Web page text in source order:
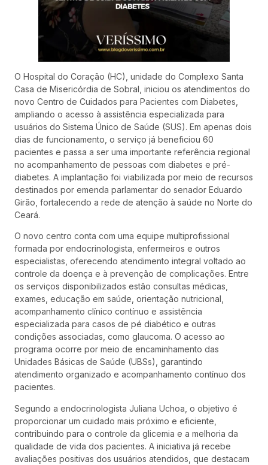
O Hospital do Coração (HC), unidade do Complexo Santa
Casa de Misericórdia de Sobral, iniciou os atendimentos do
novo Centro de Cuidados para Pacientes com Diabetes,
ampliando o acesso à assistência especializada para
usuários do Sistema Único de Saúde (SUS). Em apenas dois
dias de funcionamento, o serviço já beneficiou 60
pacientes e passa a ser uma importante referência regional
no acompanhamento de pessoas com diabetes e pré-
diabetes. A implantação foi viabilizada por meio de recursos
destinados por emenda parlamentar do senador Eduardo
Girão, fortalecendo a rede de atenção à saúde no Norte do
Ceará.
O novo centro conta com uma equipe multiprofissional
formada por endocrinologista, enfermeiros e outros
especialistas, oferecendo atendimento integral voltado ao
controle da doença e à prevenção de complicações. Entre
os serviços disponibilizados estão consultas médicas,
exames, educação em saúde, orientação nutricional,
acompanhamento clínico contínuo e assistência
especializada para casos de pé diabético e outras
condições associadas, como glaucoma. O acesso ao
programa ocorre por meio de encaminhamento das
Unidades Básicas de Saúde (UBSs), garantindo
atendimento organizado e acompanhamento contínuo dos
pacientes.
Segundo a endocrinologista Juliana Uchoa, o objetivo é
proporcionar um cuidado mais próximo e eficiente,
contribuindo para o controle da glicemia e a melhoria da
qualidade de vida dos pacientes. A iniciativa já recebe
avaliações positivas dos usuários atendidos, que destacam